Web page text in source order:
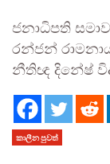
ජනාධිපති
රන්ජන්
නීතිඥ දිනේෂ්
කාලීන පුවත්